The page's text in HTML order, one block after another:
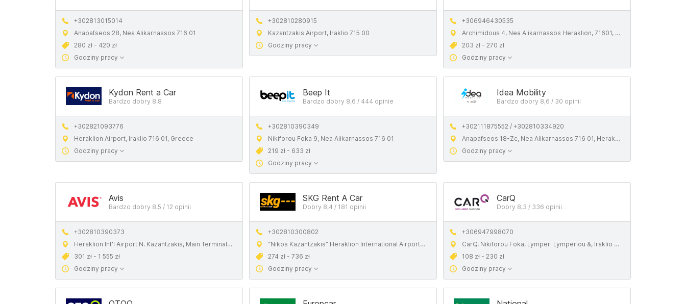
+302813015014
Anapafseos 28, Nea Alikarnassos 716 01
280 zł - 420 zł
Godziny pracy
+302810280915
Kazantzakis Airport, Iraklio 715 00
Godziny pracy
+306946430535
Archimidous 4, Nea Alikarnassos Heraklion, 71601, Crete
203 zł - 270 zł
Godziny pracy
Kydon Rent a Car
Bardzo dobry 8,8
+302821093776
Heraklion Airport, Iraklio 716 01, Greece
Godziny pracy
Beep It
Bardzo dobry 8,6 / 444 opinie
+302810390349
Nikiforou Foka 9, Nea Alikarnassos 716 01
219 zł - 633 zł
Godziny pracy
Idea Mobility
Bardzo dobry 8,6 / 30 opinii
+302111875552 / +302810334920
Anapafseos 18-Zc, Nea Alikarnassos 716 01, Heraklion
Godziny pracy
Avis
Bardzo dobry 8,5 / 12 opinii
+302810390373
Heraklion Int'l Airport N. Kazantzakis, Main Terminal, 716 01, Greece
301 zł - 1 555 zł
Godziny pracy
SKG Rent A Car
Dobry 8,4 / 181 opinii
+302810300802
“Nikos Kazantzakis” Heraklion International Airport (Her), Iraklio 716 01, Greece
274 zł - 736 zł
Godziny pracy
CarQ
Dobry 8,3 / 336 opinii
+306947998070
CarQ, Nikiforou Foka, Lymperi Lymperiou &, Iraklio 716 01
108 zł - 230 zł
Godziny pracy